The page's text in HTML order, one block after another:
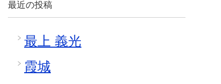
最近の投稿
最上 義光
霞城